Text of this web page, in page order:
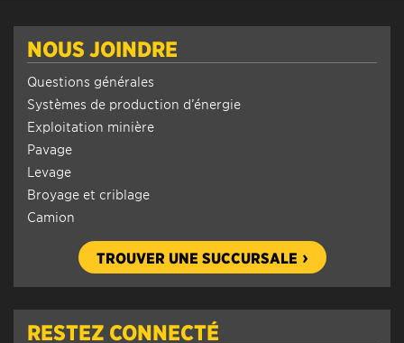
NOUS JOINDRE
Questions générales
Systèmes de production d’énergie
Exploitation minière
Pavage
Levage
Broyage et criblage
Camion
TROUVER UNE SUCCURSALE
RESTEZ CONNECTÉ